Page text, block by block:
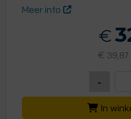
Meer info
€
€ 39,87
-
In